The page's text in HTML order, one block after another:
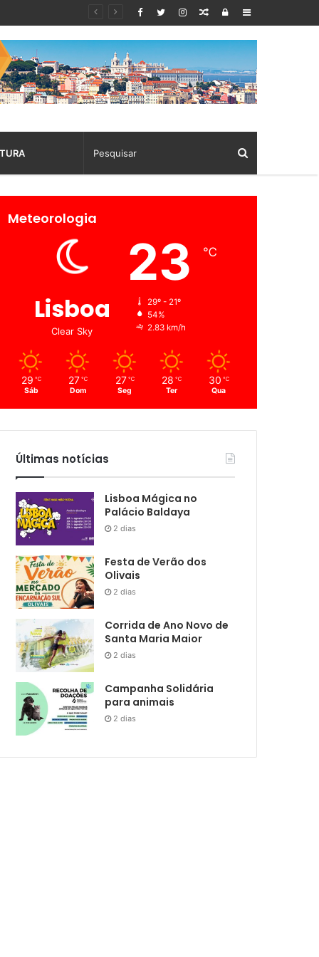
Sidebar
Log
Random
Meteorologia
Lisboa
Clear Sky
23 ℃
29º - 21º
54%
2.83 km/h
29 ℃
Sáb
27 ℃
Dom
27 ℃
Seg
28 ℃
Ter
30 ℃
Qua
Últimas notícias
Lisboa Mágica no
Palácio Baldaya
2 dias
Festa de Verão dos
Olivais
2 dias
Corrida de Ano Novo de
Santa Maria Maior
2 dias
Campanha Solidária
para animais
2 dias